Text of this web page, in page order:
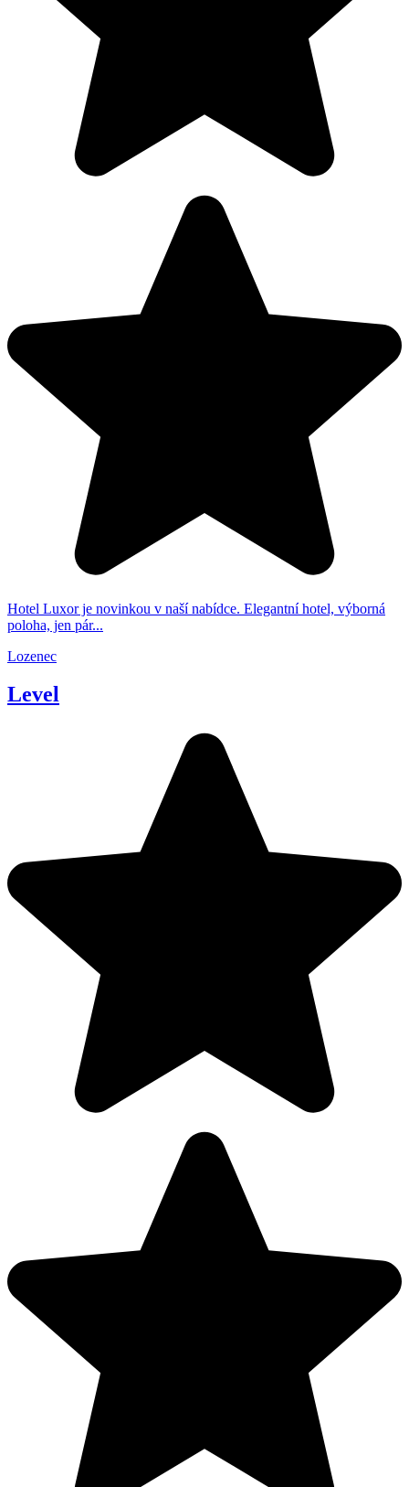
Hotel Luxor je novinkou v naší nabídce. Elegantní hotel, výborná
poloha, jen pár...
Lozenec
Level